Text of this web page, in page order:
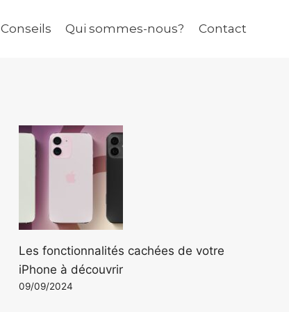
Conseils Qui sommes-nous? Contact
Les fonctionnalités cachées de votre
iPhone à découvrir
09/09/2024